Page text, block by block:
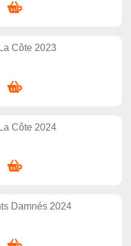
Côte 2023
Côte 2024
Damnés 2024